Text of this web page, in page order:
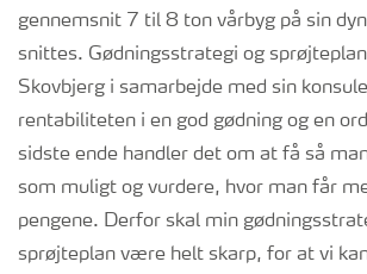
gennemsnit 7 til 8 ton vårbyg på sin
snittes. Gødningsstrategi og
Skovbjerg i samarbejde med sin
rentabiliteten i en god gødning og en
sidste ende handler det om at få så
som muligt og vurdere, hvor man får
pengene. Derfor skal min
sprøjteplan være helt skarp, for at vi